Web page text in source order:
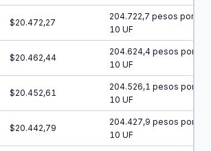
$20.472,27
204.722,7 pesos por
10 UF
$20.462,44
204.624,4 pesos por
10 UF
$20.452,61
204.526,1 pesos por
10 UF
$20.442,79
204.427,9 pesos por
10 UF